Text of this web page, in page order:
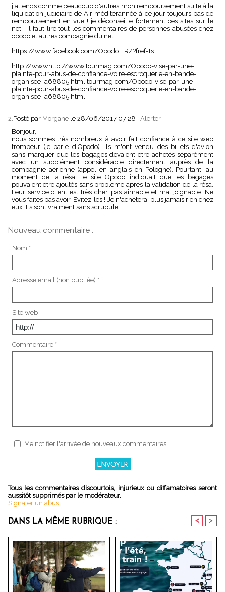
j'attends comme beaucoup d'autres mon remboursement suite à la
liquidation judiciaire de Air méditérannée à ce jour toujours pas de
remboursement en vue ! je déconseille fortement ces sites sur le
net ! il faut lire tout les commentaires de personnes abusées chez
opodo et autres compagnie du net !
https://www.facebook.com/Opodo.FR/?fref=ts
http://wwwhttp://www.tourmag.com/Opodo-vise-par-une-
plainte-pour-abus-de-confiance-voire-escroquerie-en-bande-
organisee_a68805.html.tourmag.com/Opodo-vise-par-une-
plainte-pour-abus-de-confiance-voire-escroquerie-en-bande-
organisee_a68805.html
2. Posté par Morgane le 28/06/2017 07:28 | Alerter
Bonjour,
nous sommes très nombreux à avoir fait confiance à ce site web
trompeur (je parle d'Opodo). Ils m'ont vendu des billets d'avion
sans marquer que les bagages devaient être achetés séparément
avec un supplément considérable directement auprès de la
compagnie aérienne (appel en anglais en Pologne). Pourtant, au
moment de la résa, le site Opodo indiquait que les bagages
pouvaient être ajoutés sans problème après la validation de la résa.
Leur service client est très cher, pas aimable et mal joignable. Ne
vous faites pas avoir. Evitez-les ! Je n'achèterai plus jamais rien chez
eux. Ils sont vraiment sans scrupule.
Nouveau commentaire :
Nom * :
Adresse email (non publiée) * :
Site web :
Commentaire * :
Me notifier l'arrivée de nouveaux commentaires
Tous les commentaires discourtois, injurieux ou diffamatoires seront
aussitôt supprimés par le modérateur.
Signaler un abus
DANS LA MÊME RUBRIQUE : < >